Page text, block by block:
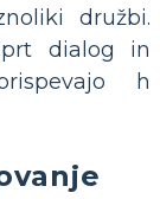
družbi.
dialog in
h